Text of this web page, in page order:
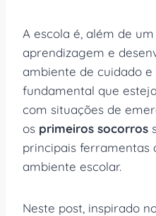
A escola é, além de
aprendizagem e
ambiente de cuidado e
fundamental que
com situações de
os primeiros socorros
principais ferramentas
ambiente escolar.
Neste post, inspirado